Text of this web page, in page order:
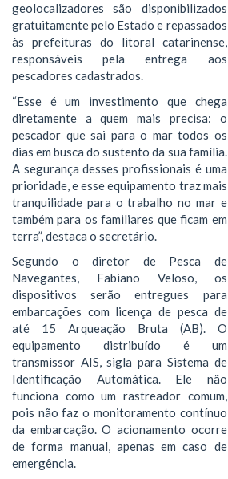
geolocalizadores são disponibilizados
gratuitamente pelo Estado e repassados
às prefeituras do litoral catarinense,
responsáveis pela entrega aos
pescadores cadastrados.
“Esse é um investimento que chega
diretamente a quem mais precisa: o
pescador que sai para o mar todos os
dias em busca do sustento da sua família.
A segurança desses profissionais é uma
prioridade, e esse equipamento traz mais
tranquilidade para o trabalho no mar e
também para os familiares que ficam em
terra”, destaca o secretário.
Segundo o diretor de Pesca de
Navegantes, Fabiano Veloso, os
dispositivos serão entregues para
embarcações com licença de pesca de
até 15 Arqueação Bruta (AB). O
equipamento distribuído é um
transmissor AIS, sigla para Sistema de
Identificação Automática. Ele não
funciona como um rastreador comum,
pois não faz o monitoramento contínuo
da embarcação. O acionamento ocorre
de forma manual, apenas em caso de
emergência.